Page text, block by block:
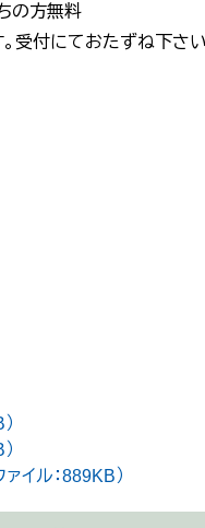
の方無料
受付にておたずね下さい
イル：889KB）